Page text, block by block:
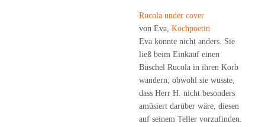
Rucola under cover
von Eva, Kochpoetin
Eva konnte nicht anders. Sie
ließ beim Einkauf einen
Büschel Rucola in ihren Korb
wandern, obwohl sie wusste,
dass Herr H. nicht besonders
amüsiert darüber wäre, diesen
auf seinem Teller vorzufinden.